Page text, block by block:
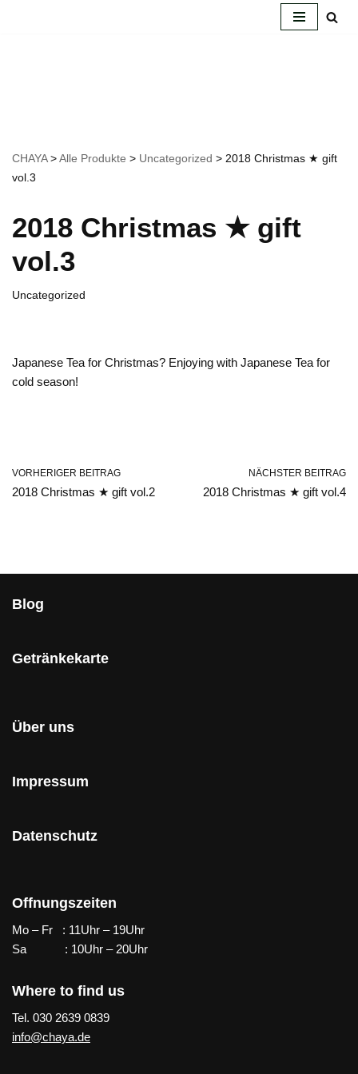
CHAYA>Alle Produkte > Uncategorized > 2018 Christmas ★ gift
vol.3
2018 Christmas ★ gift
vol.3
Uncategorized
Japanese Tea for Christmas? Enjoying with Japanese Tea for
cold season!
VORHERIGER BEITRAG
2018 Christmas ★ gift vol.2
NÄCHSTER BEITRAG
2018 Christmas ★ gift vol.4
Blog
Getränkekarte
Über uns
Impressum
Datenschutz
Offnungszeiten
Mo – Fr : 11Uhr – 19Uhr
Sa : 10Uhr – 20Uhr
Where to find us
Tel. 030 2639 0839
info@chaya.de